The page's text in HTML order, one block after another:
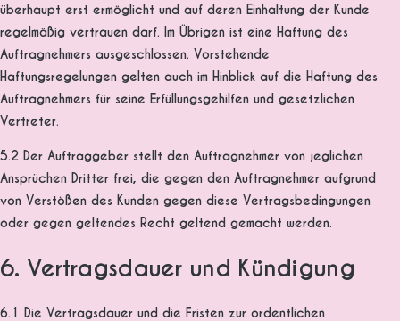
überhaupt erst ermöglicht und auf deren Einhaltung der Kunde
regelmäßig vertrauen darf. Im Übrigen ist eine Haftung des
Auftragnehmers ausgeschlossen. Vorstehende
Haftungsregelungen gelten auch im Hinblick auf die Haftung des
Auftragnehmers für seine Erfüllungsgehilfen und gesetzlichen
Vertreter.
5.2 Der Auftraggeber stellt den Auftragnehmer von jeglichen
Ansprüchen Dritter frei, die gegen den Auftragnehmer aufgrund
von Verstößen des Kunden gegen diese Vertragsbedingungen
oder gegen geltendes Recht geltend gemacht werden.
6. Vertragsdauer und Kündigung
6.1 Die Vertragsdauer und die Fristen zur ordentlichen